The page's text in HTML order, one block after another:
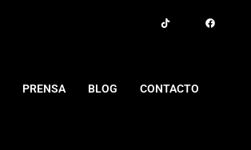
PRENSA BLOG CONTACTO